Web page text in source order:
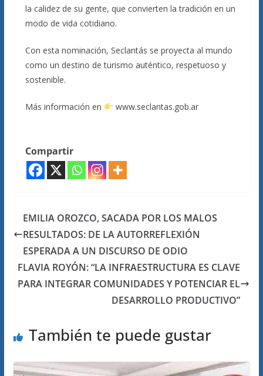
la calidez de su gente, que convierten la tradición en un
modo de vida cotidiano.
Con esta nominación, Seclantás se proyecta al mundo
como un destino de turismo auténtico, respetuoso y
sostenible.
Más información en www.seclantas.gob.ar
Compartir
EMILIA OROZCO, SACADA POR LOS MALOS
RESULTADOS: DE LA AUTORREFLEXIÓN
ESPERADA A UN DISCURSO DE ODIO
FLAVIA ROYÓN: “LA INFRAESTRUCTURA ES CLAVE
PARA INTEGRAR COMUNIDADES Y POTENCIAR EL
DESARROLLO PRODUCTIVO”
También te puede gustar